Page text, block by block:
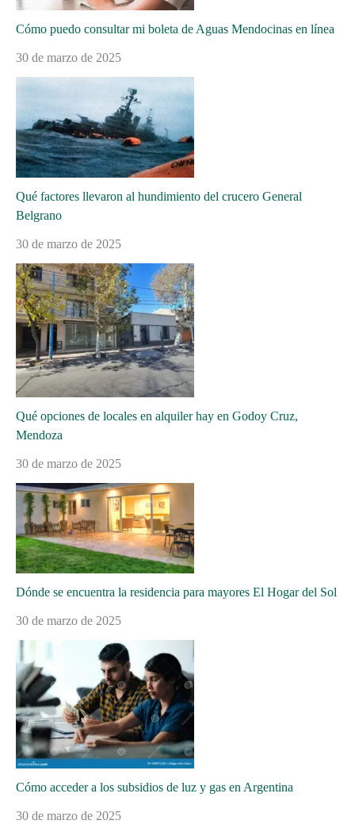
Cómo puedo consultar mi boleta de Aguas Mendocinas en línea
30 de marzo de 2025
Qué factores llevaron al hundimiento del crucero General
Belgrano
30 de marzo de 2025
Qué opciones de locales en alquiler hay en Godoy Cruz,
Mendoza
30 de marzo de 2025
Dónde se encuentra la residencia para mayores El Hogar del Sol
30 de marzo de 2025
Cómo acceder a los subsidios de luz y gas en Argentina
30 de marzo de 2025